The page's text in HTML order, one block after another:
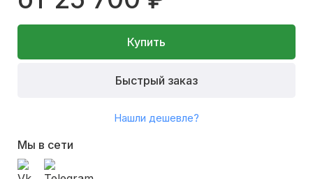
Купить
Быстрый заказ
Нашли дешевле?
Мы в сети